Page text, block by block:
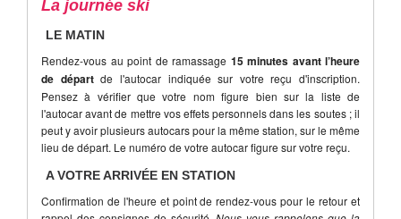
La journée ski
LE MATIN
Rendez-vous au point de ramassage 15 minutes avant l’heure
de départde l'autocar indiquée sur votre reçu d'inscription.
Pensez à vérifier que votre nom figure bien sur la liste de
l'autocar avant de mettre vos effets personnels dans les soutes ; il
peut y avoir plusieurs autocars pour la même station, sur le même
lieu de départ. Le numéro de votre autocar figure sur votre reçu.
A VOTRE ARRIVÉE EN STATION
Confirmation de l'heure et point de rendez-vous pour le retour et